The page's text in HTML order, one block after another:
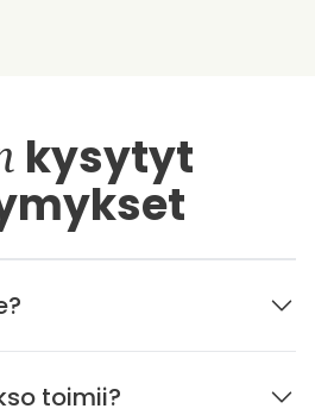
kysytyt
toimii?